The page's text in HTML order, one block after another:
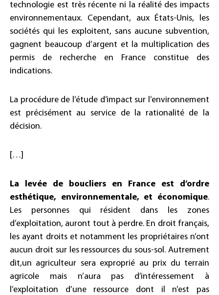
technologie est très récente ni la réalité des impacts
environnementaux. Cependant, aux États-Unis, les
sociétés qui les exploitent, sans aucune subvention,
gagnent beaucoup d’argent et la multiplication des
permis de recherche en France constitue des
indications.
La procédure de l’étude d’impact sur l’environnement
est précisément au service de la rationalité de la
décision.
[…]
La levée de boucliers en France est d’ordre
esthétique, environnementale, et économique.
Les personnes qui résident dans les zones
d’exploitation, auront tout à perdre. En droit français,
les ayant droits et notamment les propriétaires n’ont
aucun droit sur les ressources du sous-sol. Autrement
dit,un agriculteur sera exproprié au prix du terrain
agricole mais n’aura pas d’intéressement à
l’exploitation d’une ressource dont il n’est pas